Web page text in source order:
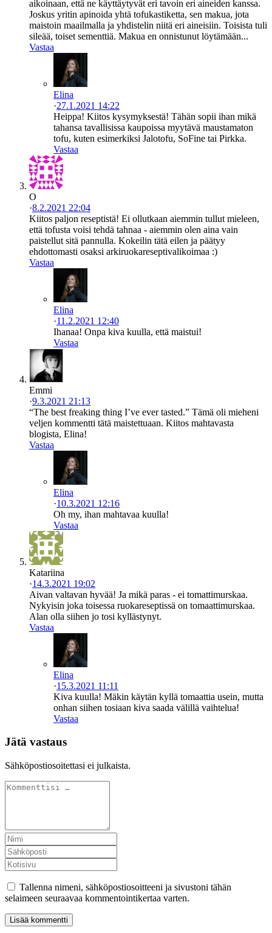
aikoinaan, että ne käyttäytyvät eri tavoin eri aineiden kanssa.
Joskus yritin apinoida yhtä tofukastiketta, sen makua, jota
maistoin maailmalla ja yhdistelin niitä eri aineisiin. Toisista tuli
sileää, toiset sementtiä. Makua en onnistunut löytämään...
Vastaa
Elina
·27.1.2021 14:22
Heippa! Kiitos kysymyksestä! Tähän sopii ihan mikä
tahansa tavallisissa kaupoissa myytävä maustamaton
tofu, kuten esimerkiksi Jalotofu, SoFine tai Pirkka.
Vastaa
O
·8.2.2021 22:04
Kiitos paljon reseptistä! Ei ollutkaan aiemmin tullut mieleen,
että tofusta voisi tehdä tahnaa - aiemmin olen aina vain
paistellut sitä pannulla. Kokeilin tätä eilen ja päätyy
ehdottomasti osaksi arkiruokareseptivalikoimaa :)
Vastaa
Elina
·11.2.2021 12:40
Ihanaa! Onpa kiva kuulla, että maistui!
Vastaa
Emmi
·9.3.2021 21:13
“The best freaking thing I’ve ever tasted.” Tämä oli mieheni
veljen kommentti tätä maistettuaan. Kiitos mahtavasta
blogista, Elina!
Vastaa
Elina
·10.3.2021 12:16
Oh my, ihan mahtavaa kuulla!
Vastaa
Katariina
·14.3.2021 19:02
Aivan valtavan hyvää! Ja mikä paras - ei tomattimurskaa.
Nykyisin joka toisessa ruokareseptissä on tomaattimurskaa.
Alan olla siihen jo tosi kyllästynyt.
Vastaa
Elina
·15.3.2021 11:11
Kiva kuulla! Mäkin käytän kyllä tomaattia usein, mutta
onhan siihen tosiaan kiva saada välillä vaihtelua!
Vastaa
Jätä vastaus
Sähköpostiosoitettasi ei julkaista.
Tallenna nimeni, sähköpostiosoitteeni ja sivustoni tähän
selaimeen seuraavaa kommentointikertaa varten.